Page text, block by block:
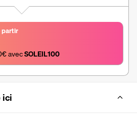
partir
avec SOLEIL100
ici